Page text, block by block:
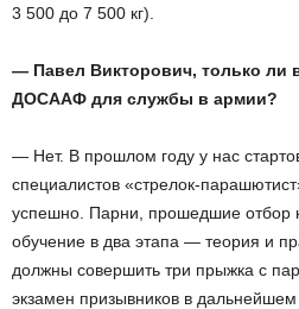
3 500 до 7 500 кг).
— Павел Викторович, только ли
ДОСААФ для службы в армии?
— Нет. В прошлом году у нас
специалистов «стрелок-
успешно. Парни, прошедшие отбор
обучение в два этапа — теория и
должны совершить три прыжка с
экзамен призывников в